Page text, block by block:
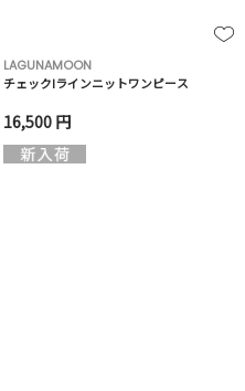
LAGUNAMOON
チェックIラインニットワンピース
16,500 円